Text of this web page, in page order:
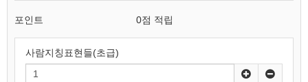
포인트 0점 적립
사람지칭표현들(초급)